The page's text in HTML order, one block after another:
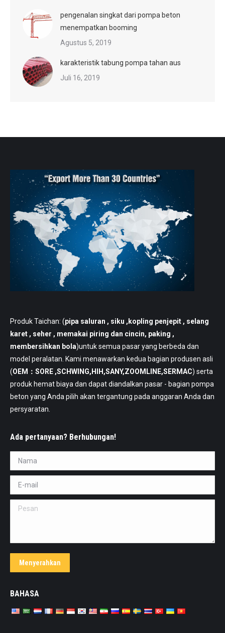
pengenalan singkat dari pompa beton
menempatkan booming
Agustus 5, 2019
karakteristik tabung pompa tahan aus
Juli 16, 2019
Produk Taichan: (pipa saluran , siku ,kopling penjepit , selang
karet , seher , memakai piring dan cincin, paking ,
membersihkan bola)untuk semua pasar yang berbeda dan
model peralatan. Kami menawarkan kedua bagian produsen asli
(OEM：SORE ,SCHWING,HIH,SANY,ZOOMLINE,SERMAC) serta
produk hemat biaya dan dapat diandalkan pasar - bagian pompa
beton yang Anda pilih akan tergantung pada anggaran Anda dan
persyaratan.
Ada pertanyaan? Berhubungan!
Nama *
E-mail *
Pesan
Menyerahkan
BAHASA